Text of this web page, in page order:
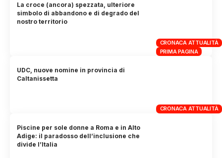
CRONACA ATTUALITÀ
PRIMA PAGINA
La croce (ancora) spezzata, ulteriore
simbolo di abbandono e di degrado del
nostro territorio
CRONACA ATTUALITÀ
UDC, nuove nomine in provincia di
Caltanissetta
Piscine per sole donne a Roma e in Alto
Adige: il paradosso dell’inclusione che
divide l’Italia